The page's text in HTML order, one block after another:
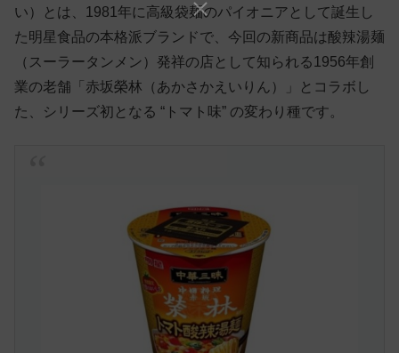
い）とは、1981年に高級袋麺のパイオニアとして誕生し
た明星食品の本格派ブランドで、今回の新商品は酸辣湯麺
（スーラータンメン）発祥の店として知られる1956年創
業の老舗「赤坂榮林（あかさかえいりん）」とコラボし
た、シリーズ初となる “トマト味” の変わり種です。